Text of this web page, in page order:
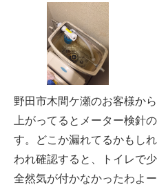
野田市木間ケ瀬のお客様か
上がってるとメーター検針
す。どこか漏れてるかもし
われ確認すると、トイレで
全然気が付かなかったわよー